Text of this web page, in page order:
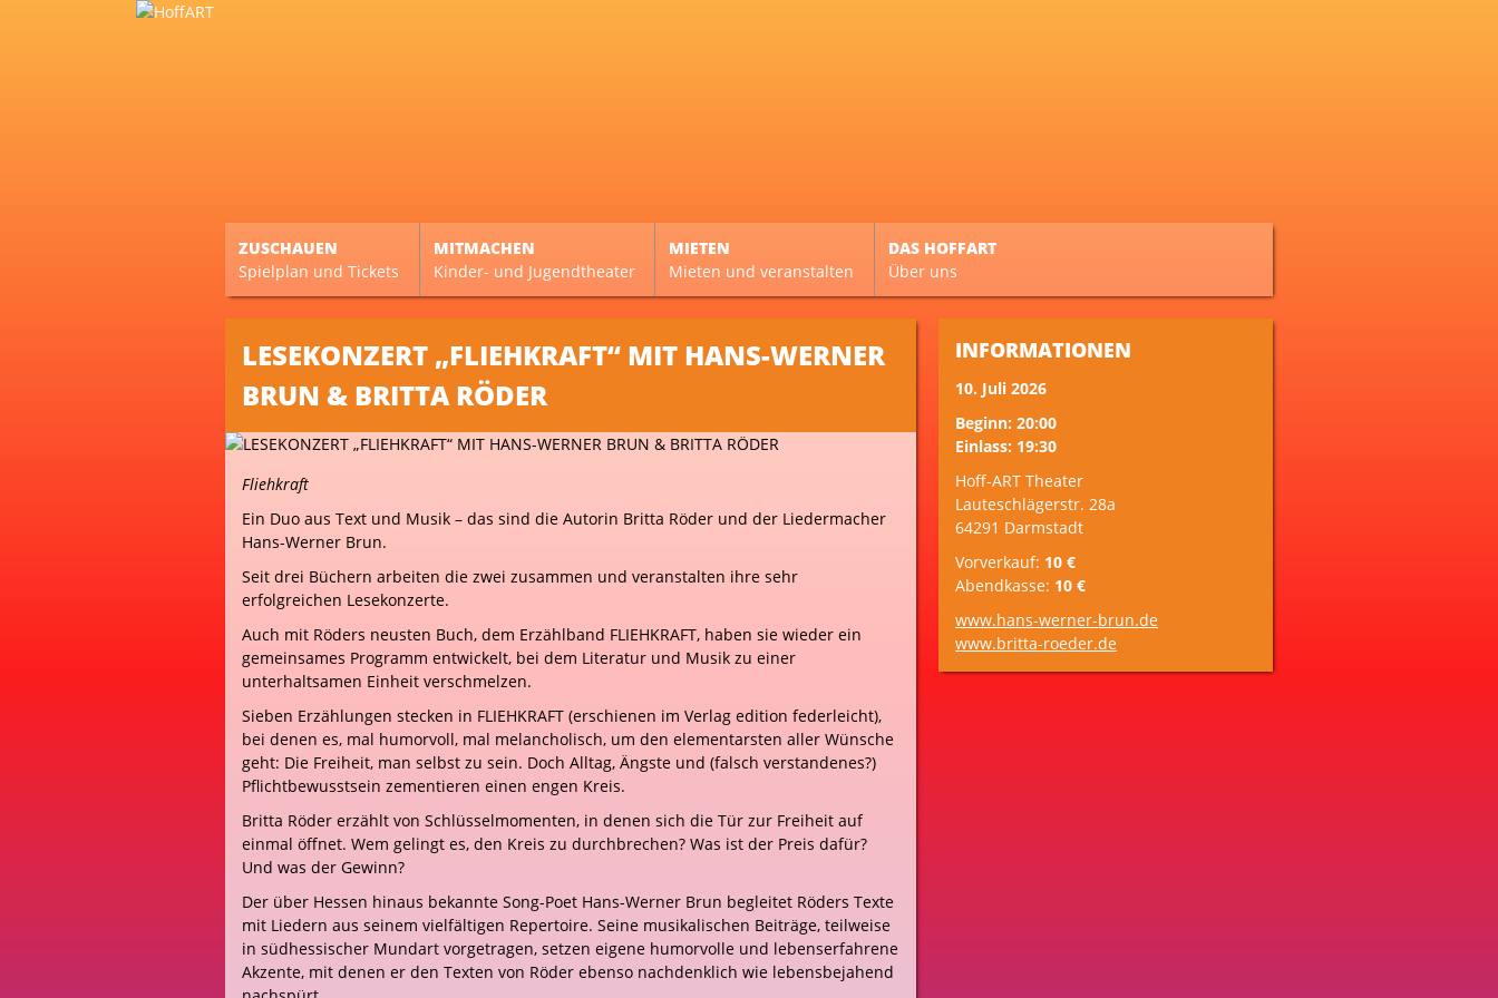
ZUSCHAUEN
Spielplan und Tickets
MITMACHEN
Kinder- und Jugendtheater
MIETEN
Mieten und veranstalten
DAS HOFFART
Über uns
LESEKONZERT „FLIEHKRAFT“ MIT HANS-WERNER
BRUN & BRITTA RÖDER
Fliehkraft
Ein Duo aus Text und Musik – das sind die Autorin Britta Röder und der Liedermacher
Hans-Werner Brun.
Seit drei Büchern arbeiten die zwei zusammen und veranstalten ihre sehr
erfolgreichen Lesekonzerte.
Auch mit Röders neusten Buch, dem Erzählband FLIEHKRAFT, haben sie wieder ein
gemeinsames Programm entwickelt, bei dem Literatur und Musik zu einer
unterhaltsamen Einheit verschmelzen.
Sieben Erzählungen stecken in FLIEHKRAFT (erschienen im Verlag edition federleicht),
bei denen es, mal humorvoll, mal melancholisch, um den elementarsten aller Wünsche
geht: Die Freiheit, man selbst zu sein. Doch Alltag, Ängste und (falsch verstandenes?)
Pflichtbewusstsein zementieren einen engen Kreis.
Britta Röder erzählt von Schlüsselmomenten, in denen sich die Tür zur Freiheit auf
einmal öffnet. Wem gelingt es, den Kreis zu durchbrechen? Was ist der Preis dafür?
Und was der Gewinn?
Der über Hessen hinaus bekannte Song-Poet Hans-Werner Brun begleitet Röders Texte
mit Liedern aus seinem vielfältigen Repertoire. Seine musikalischen Beiträge, teilweise
in südhessischer Mundart vorgetragen, setzen eigene humorvolle und lebenserfahrene
Akzente, mit denen er den Texten von Röder ebenso nachdenklich wie lebensbejahend
INFORMATIONEN
10. Juli 2026
Beginn: 20:00
Einlass: 19:30
Hoff-ART Theater
Lauteschlägerstr. 28a
64291 Darmstadt
Vorverkauf: 10 €
Abendkasse: 10 €
www.hans-werner-brun.de
www.britta-roeder.de